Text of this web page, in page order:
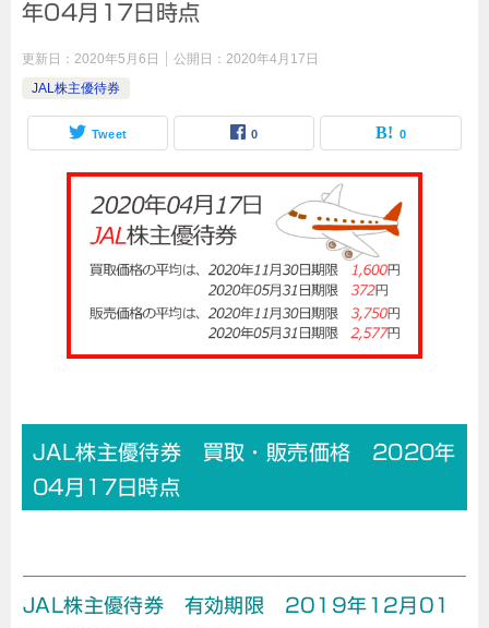
年04月17日時点
更新日： 2020年5月6日 公開日： 2020年4月17日
JAL株主優待券
Tweet 0 0
JAL株主優待券 買取・販売価格 2020年
04月17日時点
JAL株主優待券 有効期限 2019年12月01